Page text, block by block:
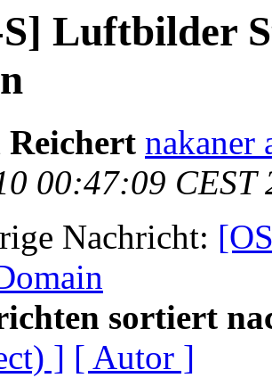
Luftbilder
nakaner
00:47:09 CEST
Nachricht:
sortiert
] [ Autor ]